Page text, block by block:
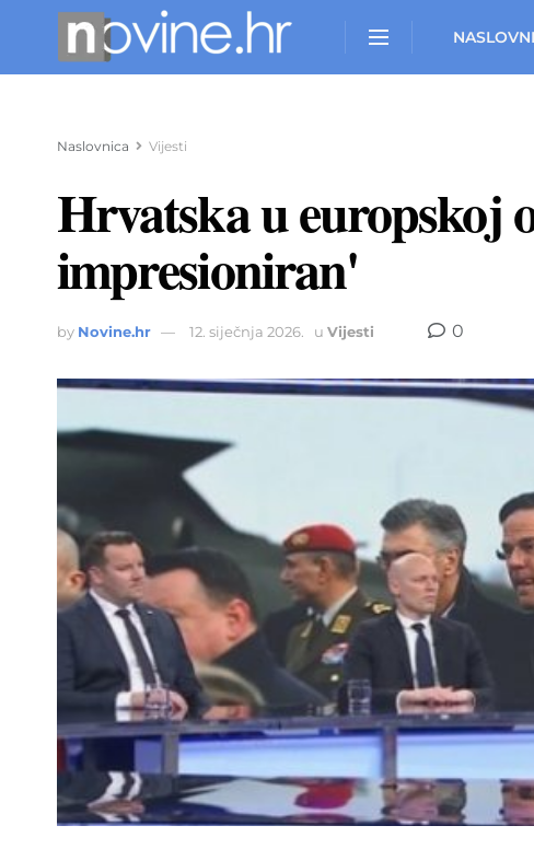
Naslovnica Vijesti
Hrvatska u europskoj
impresioniran'
by Novine.hr 12. siječnja 2026. u Vijesti 0